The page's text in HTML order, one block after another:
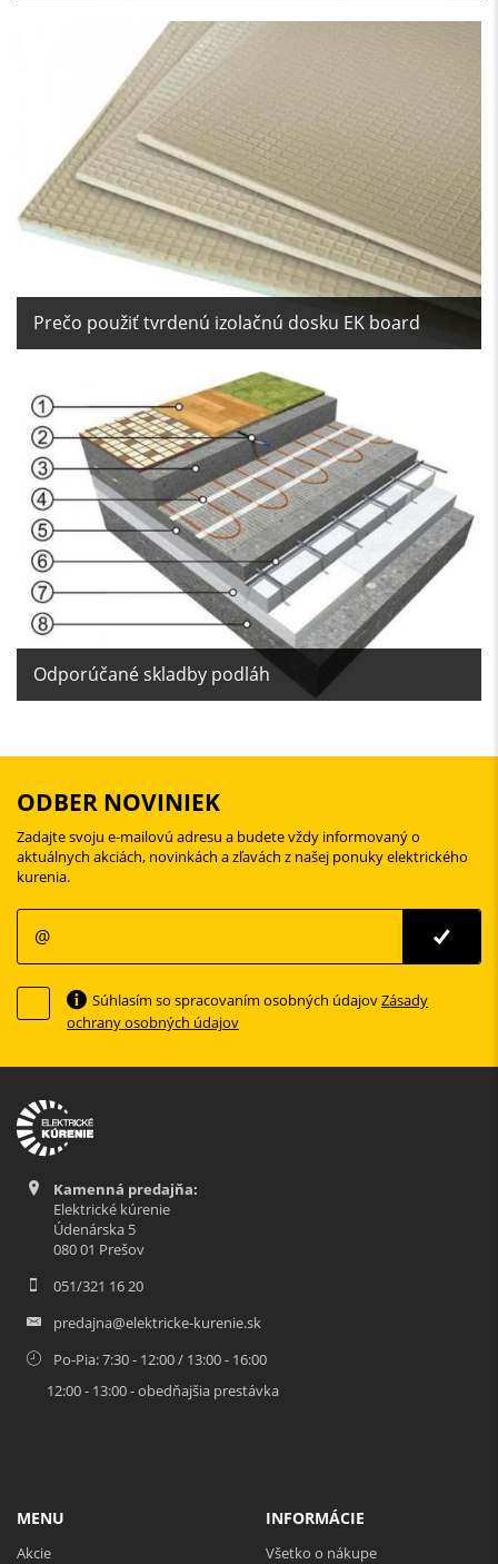
Prečo použiť tvrdenú izolačnú dosku EK board
Odporúčané skladby podláh
ODBER NOVINIEK
Zadajte svoju e-mailovú adresu a budete vždy informovaný o
aktuálnych akciách, novinkách a zľavách z našej ponuky elektrického
kurenia.
Súhlasím so spracovaním osobných údajovZásady
ochrany osobných údajov
Kamenná predajňa:
Elektrické kúrenie
Údenárska 5
080 01 Prešov
051/321 16 20
predajna@elektricke-kurenie.sk
Po-Pia: 7:30 - 12:00 / 13:00 - 16:00
12:00 - 13:00 - obedňajšia prestávka
MENU
Akcie
INFORMÁCIE
Všetko o nákupe